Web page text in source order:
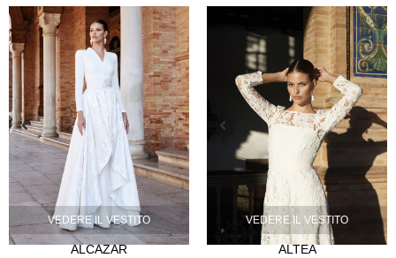
VEDERE IL VESTITO
ALCAZAR
VEDERE IL VESTITO
ALTEA